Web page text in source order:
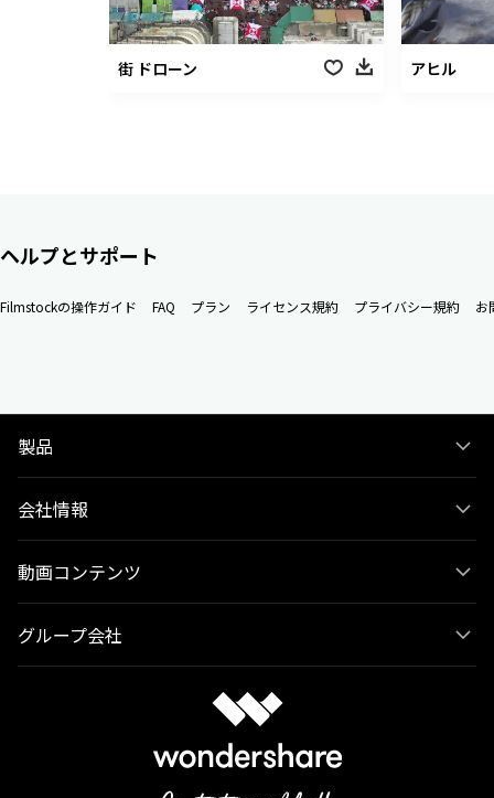
街 ドローン アヒル
ヘルプとサポート
Filmstockの操作ガイド FAQ プラン ライセンス規約 プライバシー規約 お
製品
会社情報
動画コンテンツ
グループ会社